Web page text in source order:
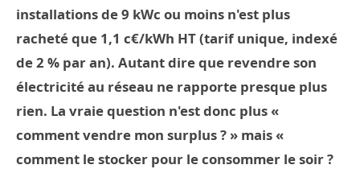
installations de 9 kWc ou moins n'est plus
racheté que 1,1 c€/kWh HT (tarif unique, indexé
de 2 % par an). Autant dire que revendre son
électricité au réseau ne rapporte presque plus
rien. La vraie question n'est donc plus «
comment vendre mon surplus ? » mais «
comment le stocker pour le consommer le soir ?